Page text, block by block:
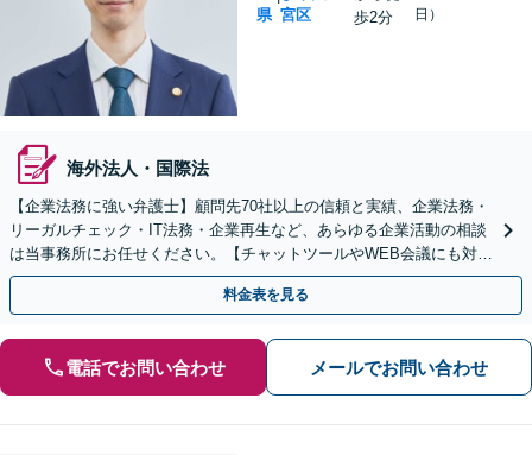
県 宮区
歩2分
日）
海外法人・国際法
【企業法務に強い弁護士】顧問先70社以上の信頼と実績、企業法務・
リーガルチェック・IT法務・企業再生など、あらゆる企業活動の相談
は当事務所にお任せください。【チャットツールやWEB会議にも対
応】
料金表を見る
電話でお問い合わせ メールでお問い合わせ